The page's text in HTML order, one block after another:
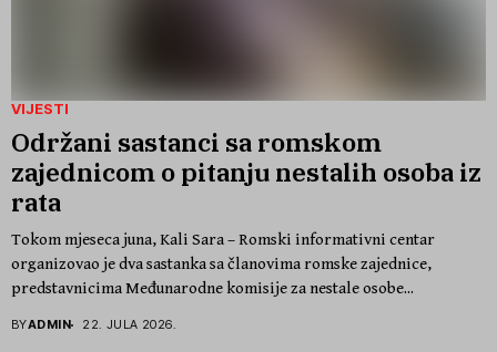
VIJESTI
Održani sastanci sa romskom
zajednicom o pitanju nestalih osoba iz
rata
Tokom mjeseca juna, Kali Sara – Romski informativni centar
organizovao je dva sastanka sa članovima romske zajednice,
predstavnicima Međunarodne komisije za nestale osobe...
BYADMIN 22. JULA 2026.